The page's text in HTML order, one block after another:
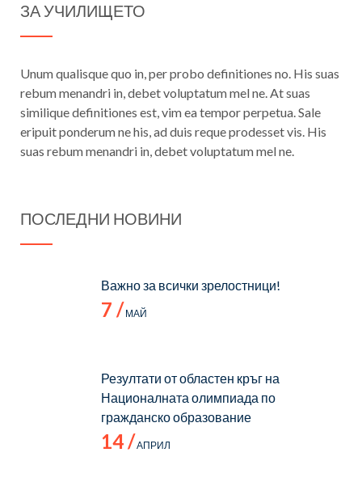
ЗА УЧИЛИЩЕТО
Unum qualisque quo in, per probo definitiones no. His suas
rebum menandri in, debet voluptatum mel ne. At suas
similique definitiones est, vim ea tempor perpetua. Sale
eripuit ponderum ne his, ad duis reque prodesset vis. His
suas rebum menandri in, debet voluptatum mel ne.
ПОСЛЕДНИ НОВИНИ
Важно за всички зрелостници!
7 / МАЙ
Резултати от областен кръг на
Националната олимпиада по
гражданско образование
14 /АПРИЛ